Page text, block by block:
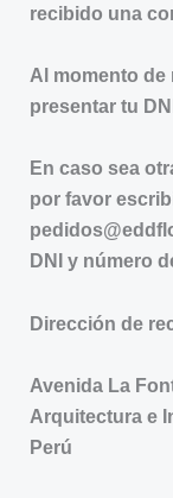
recibido una
Al momento
presentar tu
En caso sea
por favor
DNI y número
Dirección de
Avenida La
Arquitectura e
Perú